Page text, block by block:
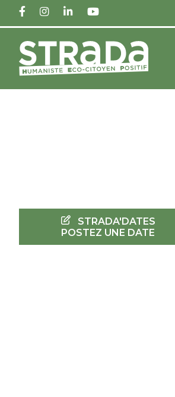
FACEBOOKINSTAGRAM
LINKEDINYOUTUBE
STRADA'DATES
POSTEZ UNE DATE